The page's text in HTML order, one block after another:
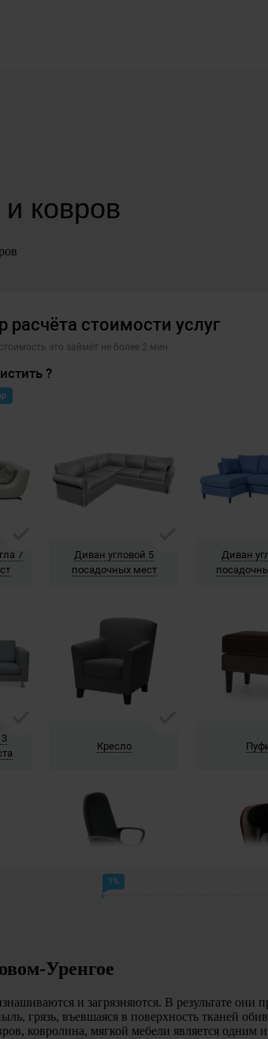
ковров
Уренгое
и загрязняются. В результате
грязь, въевшаяся в поверхность тканей
ковролина, мягкой мебели является